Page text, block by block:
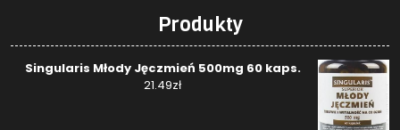
Produkty
Singularis Młody Jęczmień 500mg 60 kaps.
21.49zł